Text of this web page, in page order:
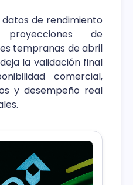
de rendimiento
de
tempranas de abril
la validación final
comercial,
y desempeño real